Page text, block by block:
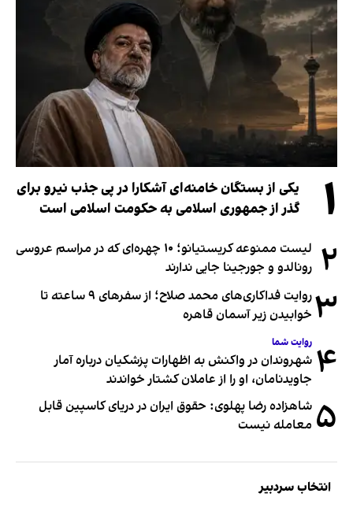
۱
یکی از بستگان خامنه‌ای آشکارا در پی جذب نیرو برای
گذر از جمهوری اسلامی به حکومت اسلامی است
۲
لیست ممنوعه کریستیانو؛ ۱۰ چهره‌ای که در مراسم عروسی
رونالدو و جورجینا جایی ندارند
۳
روایت فداکاری‌های محمد صلاح؛ از سفرهای ۹ ساعته تا
خوابیدن زیر آسمان قاهره
۴ روایت شما
شهروندان در واکنش به اظهارات پزشکیان درباره آمار
جاویدنامان، او را از عاملان کشتار خواندند
۵ شاهزاده رضا پهلوی: حقوق ایران در دریای کاسپین قابل
معامله نیست
انتخاب سردبیر